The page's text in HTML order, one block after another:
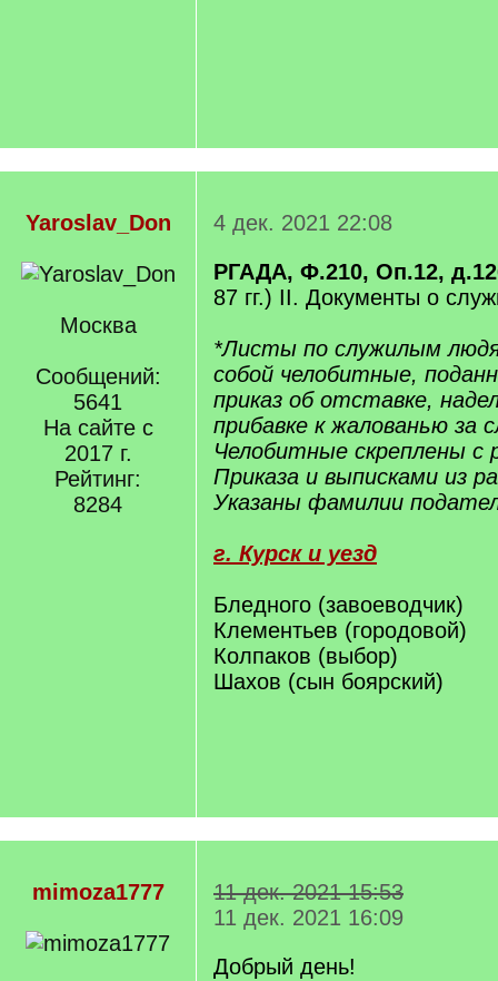
Yaroslav_Don
Москва
Сообщений:
5641
На сайте с
2017 г.
Рейтинг:
8284
4 дек. 2021 22:08
РГАДА, Ф.210, Оп.12,
87 гг.) II. Документы о
*Листы по служилым
собой челобитные,
приказ об отставке,
прибавке к жалованью за
Челобитные скреплены с
Приказа и выписками из
Указаны фамилии
г. Курск и уезд
Бледного (завоеводчик)
Клементьев (городовой)
Колпаков (выбор)
Шахов (сын боярский)
mimoza1777
11 дек. 2021 15:53
11 дек. 2021 16:09
Добрый день!